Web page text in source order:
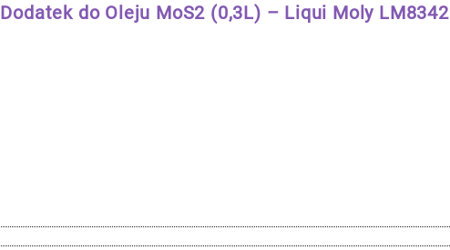
Dodatek do Oleju MoS2 (0,3L) – Liqui Moly LM8342